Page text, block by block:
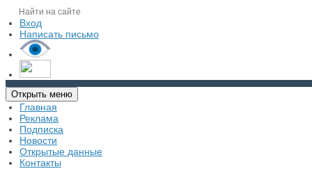
Вход
Написать письмо
Открыть меню
Главная
Реклама
Подписка
Новости
Открытые данные
Контакты